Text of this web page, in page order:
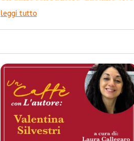
leggi tutto